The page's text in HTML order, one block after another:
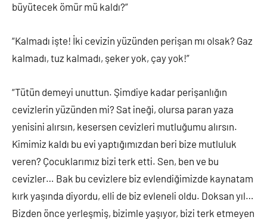
büyütecek ömür mü kaldı?”
“Kalmadı işte! İki cevizin yüzünden perişan mı olsak? Gaz
kalmadı, tuz kalmadı, şeker yok, çay yok!”
“Tütün demeyi unuttun. Şimdiye kadar perişanlığın
cevizlerin yüzünden mi? Sat ineği, olursa paran yaza
yenisini alırsın, kesersen cevizleri mutluğumu alırsın.
Kimimiz kaldı bu evi yaptığımızdan beri bize mutluluk
veren? Çocuklarımız bizi terk etti. Sen, ben ve bu
cevizler… Bak bu cevizlere biz evlendiğimizde kaynatam
kırk yaşında diyordu, elli de biz evleneli oldu. Doksan yıl…
Bizden önce yerleşmiş, bizimle yaşıyor, bizi terk etmeyen